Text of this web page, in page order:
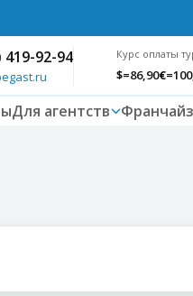
419-92-94 Курс оплаты
$=86,90€
Для агентств